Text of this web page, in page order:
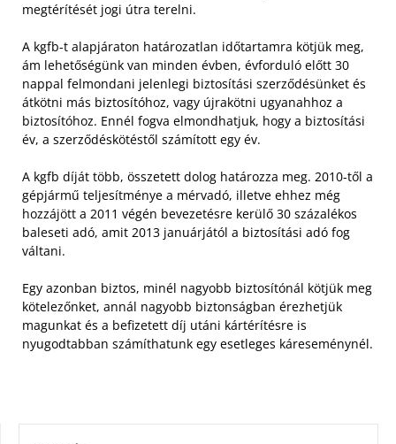
megtérítését jogi útra terelni.
A kgfb-t alapjáraton határozatlan időtartamra kötjük meg,
ám lehetőségünk van minden évben, évforduló előtt 30
nappal felmondani jelenlegi biztosítási szerződésünket és
átkötni más biztosítóhoz, vagy újrakötni ugyanahhoz a
biztosítóhoz. Ennél fogva elmondhatjuk, hogy a biztosítási
év, a szerződéskötéstől számított egy év.
A kgfb díját több, összetett dolog határozza meg. 2010-től a
gépjármű teljesítménye a mérvadó, illetve ehhez még
hozzájött a 2011 végén bevezetésre kerülő 30 százalékos
baleseti adó, amit 2013 januárjától a biztosítási adó fog
váltani.
Egy azonban biztos, minél nagyobb biztosítónál kötjük meg
kötelezőnket, annál nagyobb biztonságban érezhetjük
magunkat és a befizetett díj utáni kártérítésre is
nyugodtabban számíthatunk egy esetleges káreseménynél.